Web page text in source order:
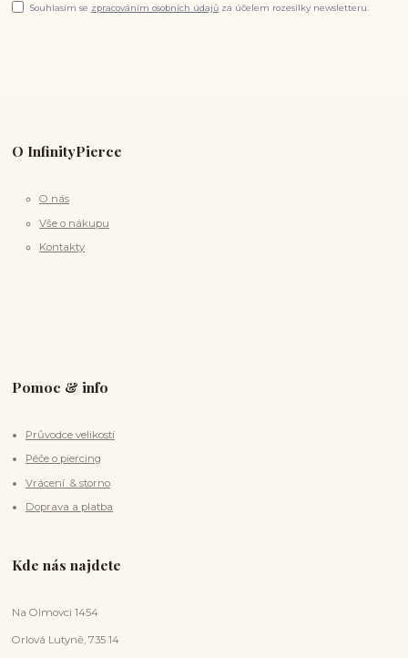
Souhlasím se zpracováním osobních údajů za účelem rozesílky newsletteru.
O InfinityPierce
O nás
Vše o nákupu
Kontakty
Pomoc & info
Průvodce velikostí
Péče o piercing
Vrácení & storno
Doprava a platba
Kde nás najdete
Na Olmovci 1454
Orlová Lutyně, 735 14